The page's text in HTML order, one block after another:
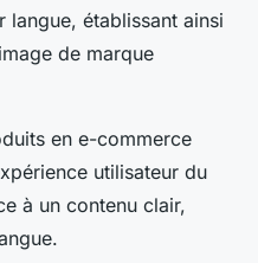
langue, établissant ainsi
de marque
en e-commerce
utilisateur du
à un contenu clair,